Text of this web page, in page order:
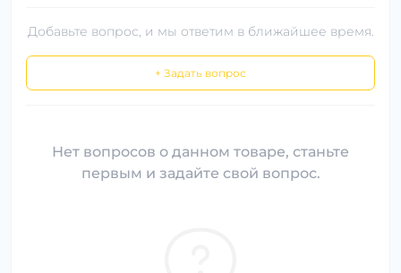
Добавьте вопрос, и мы ответим в ближайшее время.
+ Задать вопрос
Нет вопросов о данном товаре, станьте
первым и задайте свой вопрос.